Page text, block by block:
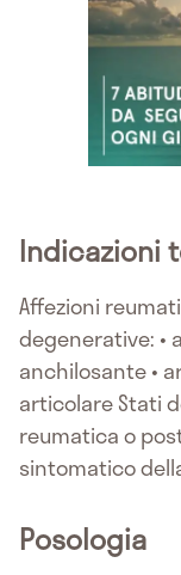
Indicazioni
Affezioni
degenerative:
anchilosante •
articolare Stati
reumatica o
sintomatico
Posologia